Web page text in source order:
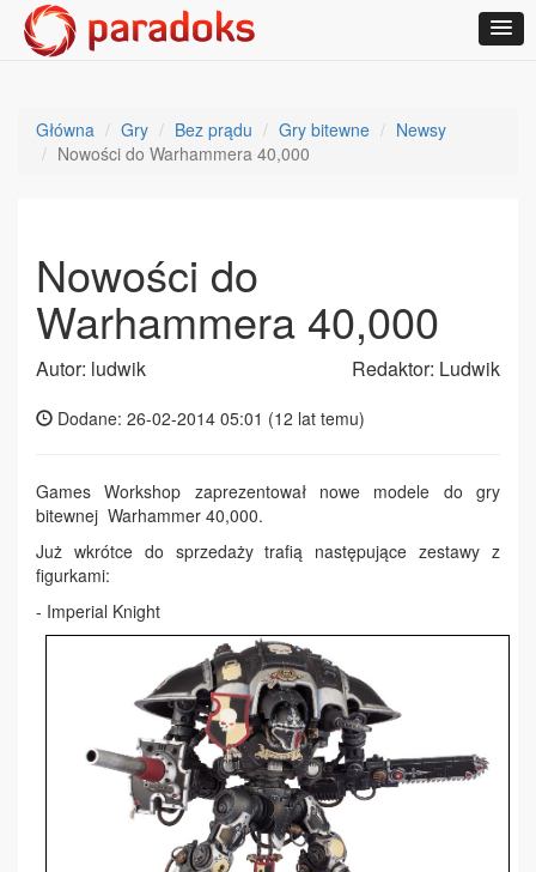
Główna Gry Bez prądu Gry bitewne
Newsy
Nowości do Warhammera 40,000
Nowości do
Warhammera 40,000
Autor: ludwik Redaktor: Ludwik
Dodane: 26-02-2014 05:01 (12 lat temu)
Games Workshop zaprezentował nowe modele do gry
bitewnej Warhammer 40,000.
Już wkrótce do sprzedaży trafią następujące zestawy z
figurkami:
- Imperial Knight